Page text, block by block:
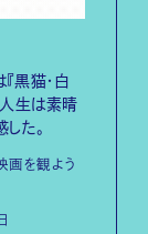
黒猫・白
人生は素晴
した。
画を観よう